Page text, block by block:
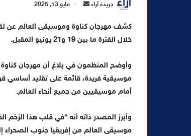
جريدة آراء
س
ل
ر
ي
مايو 13, 2025
خلال الفترة ما بين 19 و21 يونيو المقبل.
موسيقية فريدة، قائمة على تقليد أساسي
أمام موسيقيين من جميع أنحاء العالم.
وأبرز المصدر ذاته أنه “في قلب هذا الزخم
موسيقى العالم من إفريقيا جنوب الصحراء